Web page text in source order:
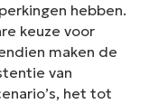
hebben.
keuze voor
maken de
van
het tot